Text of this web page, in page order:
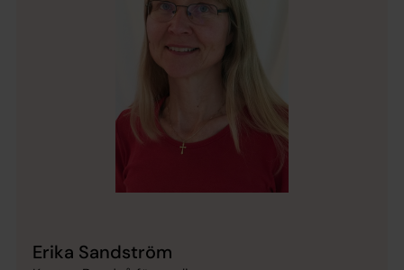
Erika Sandström